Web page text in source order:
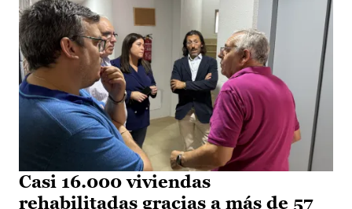
Casi 16.000 viviendas
rehabilitadas gracias a más de 57